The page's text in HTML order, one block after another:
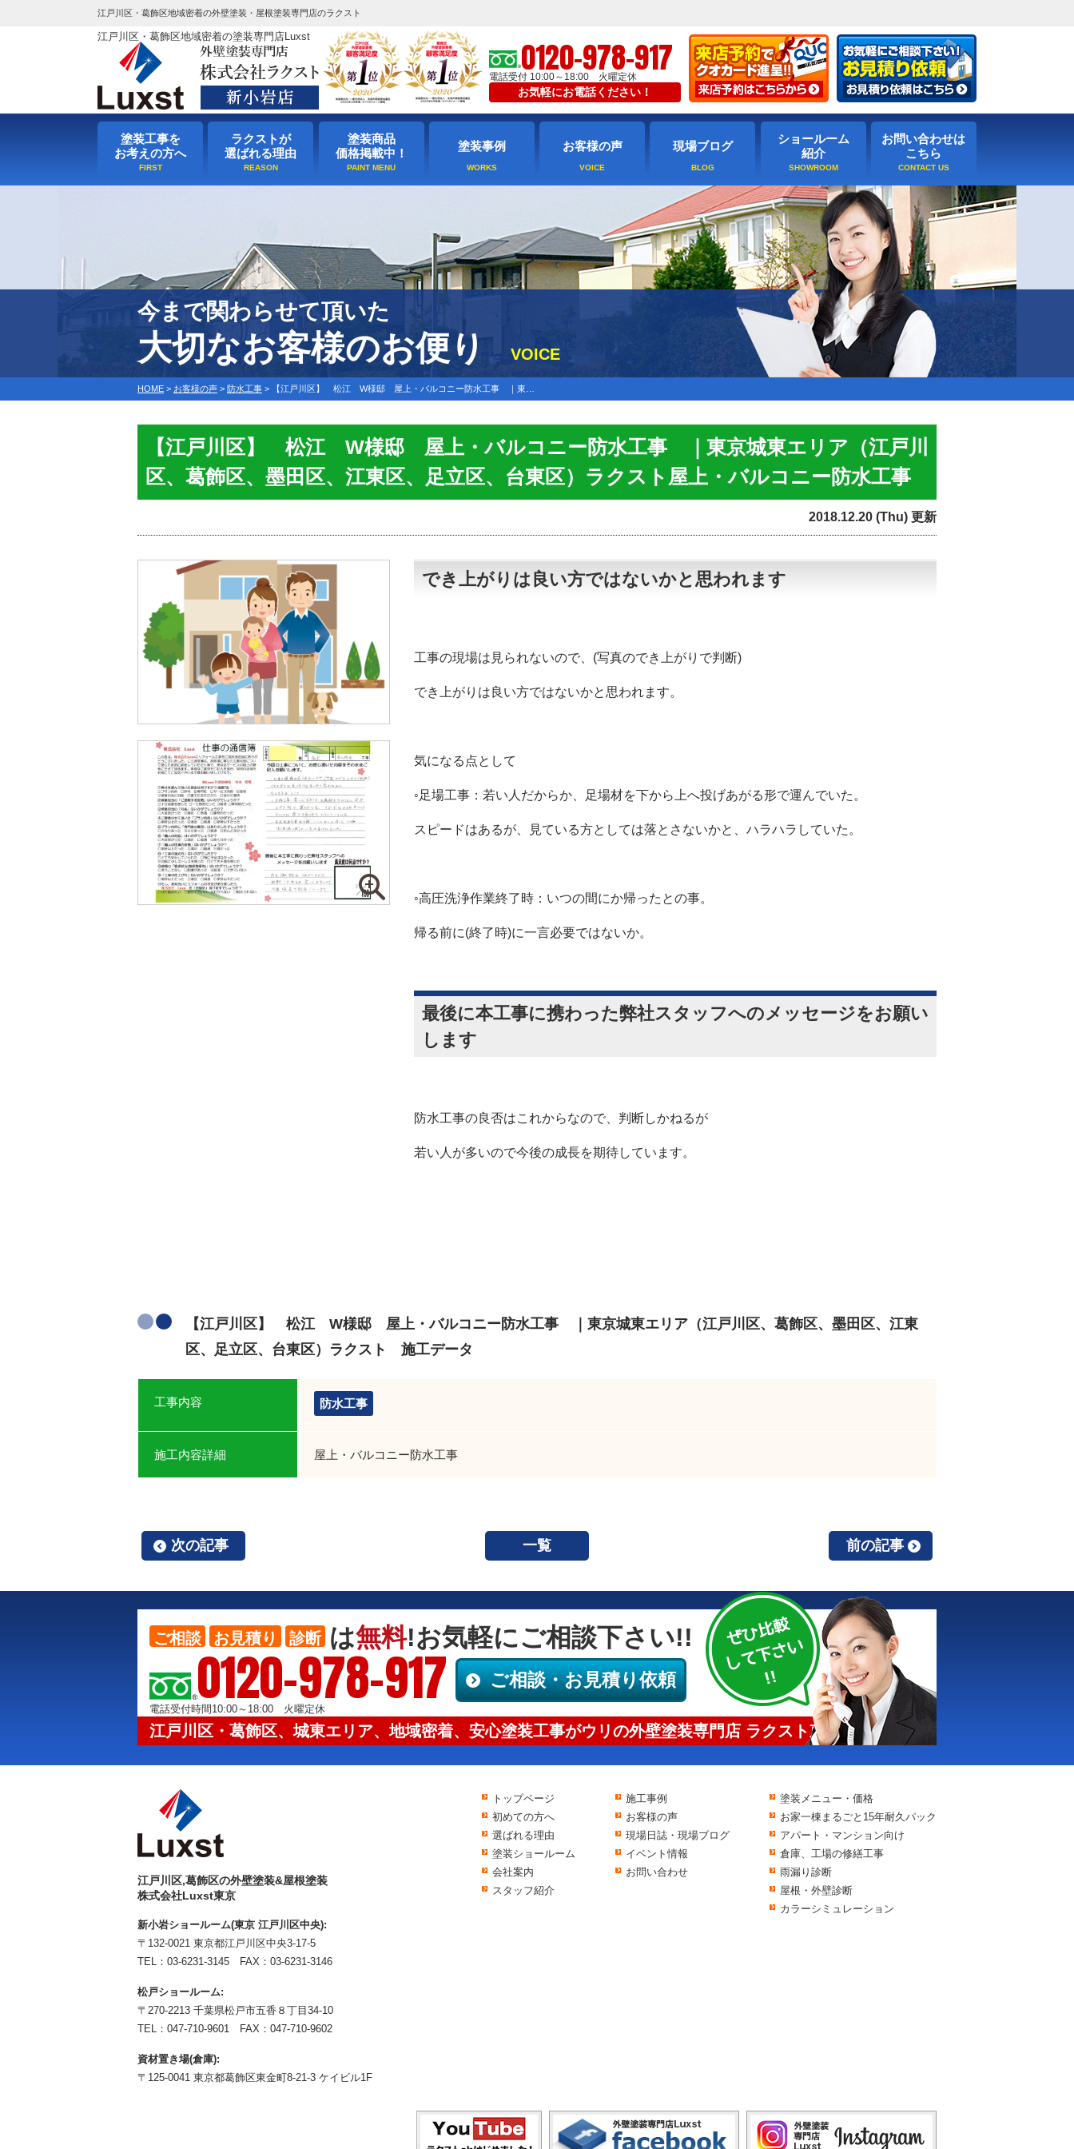
江戸川区・葛飾区地域密着の外壁塗装・屋根塗装専門店のラクスト
江戸川区・葛飾区地域密着の塗装専門店Luxst 0120-978-917
電話受付 10:00～18:00 火曜定休
お気軽にお電話ください！
塗装工事を
お考えの方へ
ラクストが
選ばれる理由
塗装商品
価格掲載中！
塗装事例 お客様の声 現場ブログ
ショールーム
紹介
お問い合わせは
こちら
今まで関わらせて頂いた
大切なお客様のお便り VOICE
HOME > お客様の声 > 防水工事 > 【江戸川区】 松江 W様邸 屋上・バルコニー防水工事 ｜東…
【江戸川区】 松江 W様邸 屋上・バルコニー防水工事 ｜東京城東エリア（江戸川
区、葛飾区、墨田区、江東区、足立区、台東区）ラクスト屋上・バルコニー防水工事
2018.12.20 (Thu) 更新
でき上がりは良い方ではないかと思われます
工事の現場は見られないので、(写真のでき上がりで判断)
でき上がりは良い方ではないかと思われます。
気になる点として
◦足場工事：若い人だからか、足場材を下から上へ投げあがる形で運んでいた。
スピードはあるが、見ている方としては落とさないかと、ハラハラしていた。
◦高圧洗浄作業終了時：いつの間にか帰ったとの事。
帰る前に(終了時)に一言必要ではないか。
最後に本工事に携わった弊社スタッフへのメッセージをお願い
します
防水工事の良否はこれからなので、判断しかねるが
若い人が多いので今後の成長を期待しています。
【江戸川区】 松江 W様邸 屋上・バルコニー防水工事 ｜東京城東エリア（江戸川区、葛飾区、墨田区、江東
区、足立区、台東区）ラクスト 施工データ
工事内容 防水工事
施工内容詳細 屋上・バルコニー防水工事
次の記事 一覧 前の記事
ご相談 お見積り 診断 は無料!お気軽にご相談下さい!!
0120-978-917
電話受付時間10:00～18:00 火曜定休
ご相談・お見積り依頼
江戸川区・葛飾区、城東エリア、地域密着、安心塗装工事がウリの外壁塗装専門店 ラクスト東京
江戸川区,葛飾区の外壁塗装&屋根塗装
株式会社Luxst東京
新小岩ショールーム(東京 江戸川区中央):
〒132-0021 東京都江戸川区中央3-17-5
TEL： 03-6231-3145 FAX：03-6231-3146
松戸ショールーム:
〒270-2213 千葉県松戸市五香８丁目34-10
TEL： 047-710-9601 FAX：047-710-9602
資材置き場(倉庫):
〒125-0041 東京都葛飾区東金町8-21-3 ケイビル1F
トップページ
初めての方へ
選ばれる理由
塗装ショールーム
会社案内
スタッフ紹介
施工事例
お客様の声
現場日誌・現場ブログ
イベント情報
お問い合わせ
塗装メニュー・価格
お家一棟まるごと15年耐久パック
アパート・マンション向け
倉庫、工場の修繕工事
雨漏り診断
屋根・外壁診断
カラーシミュレーション